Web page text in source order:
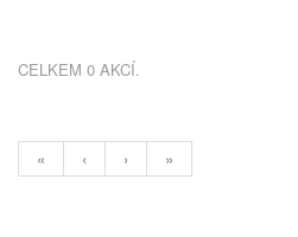
CELKEM 0 AKCÍ.
« ‹ › »